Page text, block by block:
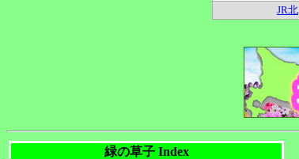
JR北
緑の草子 Index